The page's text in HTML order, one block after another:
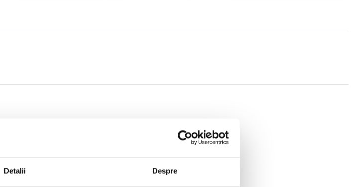
Detalii Despre
fante extra late care pot adaposti o sumedenie de tipuri diferite de paine - alegerea e a ta.
recenzie